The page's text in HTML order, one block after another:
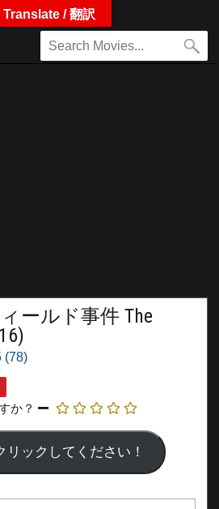
ールド事件 The
(78)
か？
Translate / 翻訳